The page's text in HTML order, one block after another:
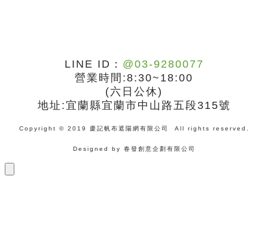
LINE ID： @03-9280077
營業時間:8:30~18:00
(六日公休)
地址:宜蘭縣宜蘭市中山路五段315號
Copyright © 2019 慶記帆布遮陽網有限公司 All rights reserved.
Designed by 春發創意企劃有限公司